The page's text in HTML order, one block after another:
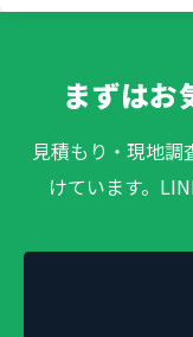
まずはお
見積もり・現地調
けています。